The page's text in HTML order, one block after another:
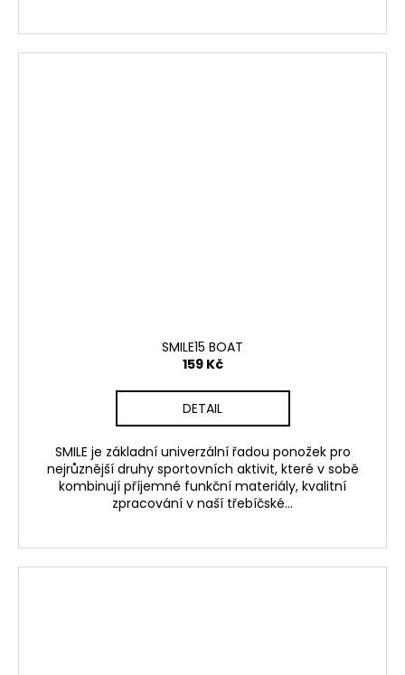
SMILE15 BOAT
159 Kč
DETAIL
SMILE je základní univerzální řadou ponožek pro
nejrůznější druhy sportovních aktivit, které v sobě
kombinují příjemné funkční materiály, kvalitní
zpracování v naší třebíčské...